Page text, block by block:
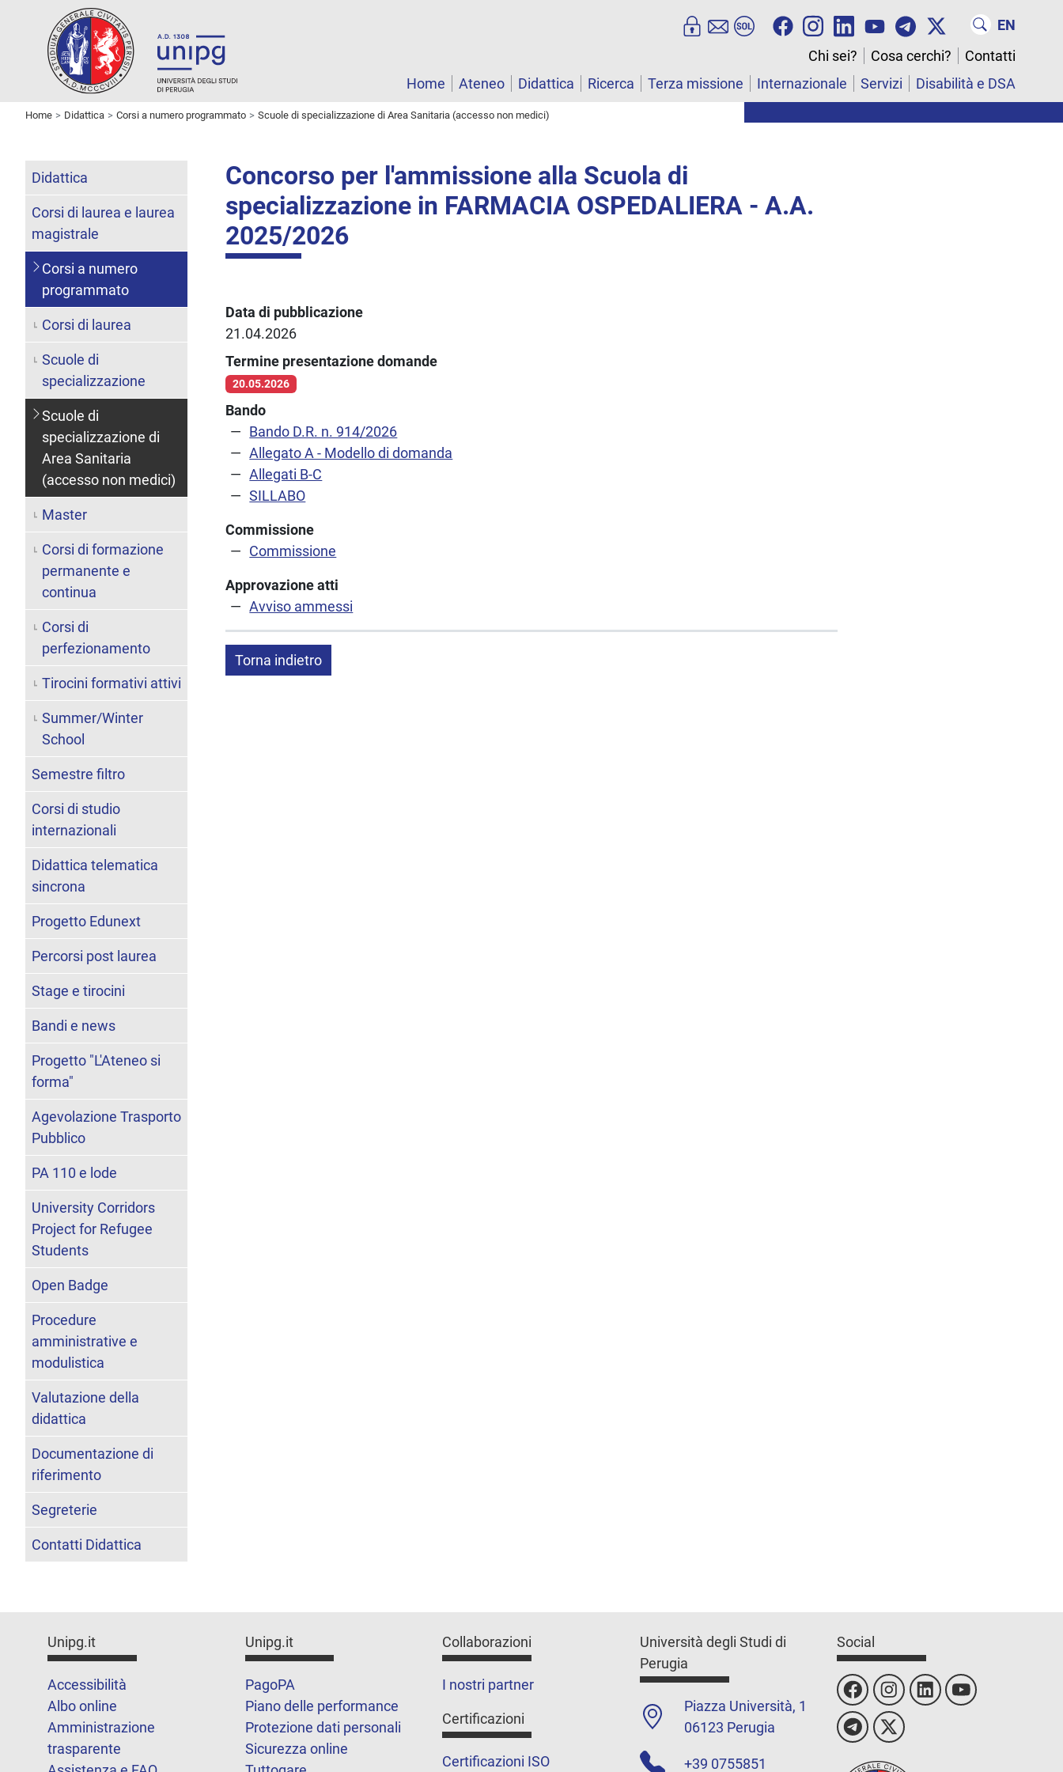
EN
Chi sei?
Cosa cerchi?
Contatti
Home
Ateneo Didattica Ricerca Terza missione Internazionale Servizi Disabilità e DSA
Home Didattica Corsi a numero programmato Scuole di specializzazione di Area Sanitaria (accesso non medici)
Concorso per l'ammissione alla Scuola di
specializzazione in FARMACIA OSPEDALIERA - A.A.
2025/2026
Data di pubblicazione
21.04.2026
Termine presentazione domande
20.05.2026
Bando
Bando D.R. n. 914/2026
Allegato A - Modello di domanda
Allegati B-C
SILLABO
Commissione
Commissione
Approvazione atti
Avviso ammessi
Torna indietro
Didattica
Corsi di laurea e laurea
magistrale
Corsi a numero
programmato
Corsi di laurea
Scuole di
specializzazione
Scuole di
specializzazione di
Area Sanitaria
(accesso non medici)
Master
Corsi di formazione
permanente e
continua
Corsi di
perfezionamento
Tirocini formativi attivi
Summer/Winter
School
Semestre filtro
Corsi di studio
internazionali
Didattica telematica
sincrona
Progetto Edunext
Percorsi post laurea
Stage e tirocini
Bandi e news
Progetto "L'Ateneo si
forma"
Agevolazione Trasporto
Pubblico
PA 110 e lode
University Corridors
Project for Refugee
Students
Open Badge
Procedure
amministrative e
modulistica
Valutazione della
didattica
Documentazione di
riferimento
Segreterie
Contatti Didattica
Unipg.it
Accessibilità
Albo online
Amministrazione
trasparente
Unipg.it
PagoPA
Piano delle performance
Protezione dati personali
Sicurezza online
Collaborazioni
I nostri partner
Certificazioni
Certificazioni ISO
Università degli Studi di
Perugia
Piazza Università, 1
06123 Perugia
+39 0755851
Social